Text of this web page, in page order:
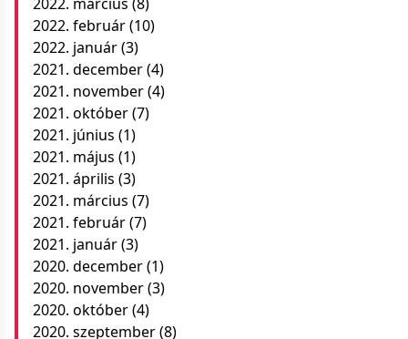
2022. február(10)
2022. január(3)
2021. december(4)
2021. november(4)
2021. október(7)
2021. június (1)
2021. május (1)
2021. április (3)
2021. március (7)
2021. február(7)
2021. január(3)
2020. december(1)
2020. november(3)
2020. október(4)
2020. szeptember(8)